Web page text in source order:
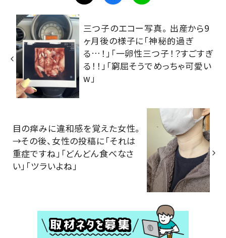
三つ子のエコー写真。 出産から9
ヶ月後の様子に「神秘的過ぎ
る…！」「一卵性三つ子！？すごすぎ
る！！」「窮屈そうでめっちゃ可愛い
w」
目の痒みに違和感を覚えた女性。
→その後、女性の投稿に「それは
重症ですね」「どんどん食べなさ
い」「ツラいよね」